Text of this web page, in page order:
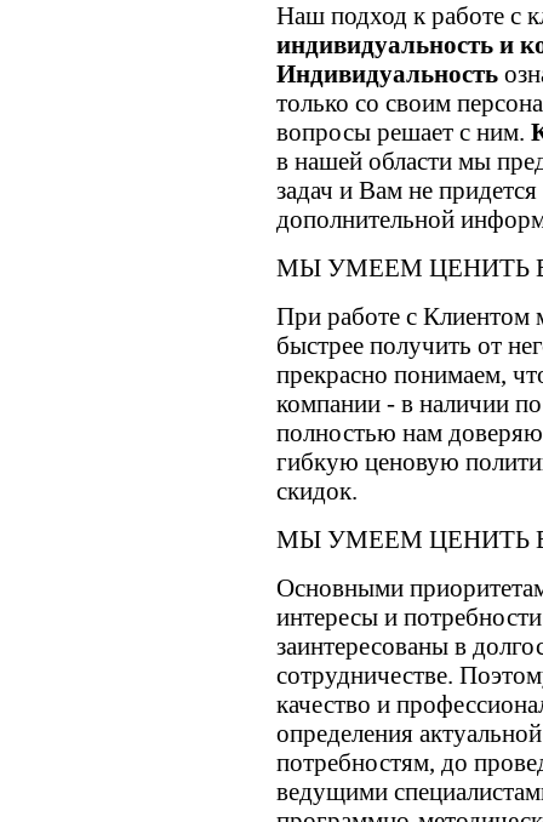
Наш подход к работе с
индивидуальность и
Индивидуальность
только со своим
вопросы решает с ним.
в нашей области мы
задач и Вам не
дополнительной
МЫ УМЕЕМ ЦЕНИТЬ
При работе с Клиентом
быстрее получить от
прекрасно понимаем,
компании - в наличии
полностью нам
гибкую ценовую
скидок.
МЫ УМЕЕМ ЦЕНИТЬ
Основными
интересы и
заинтересованы в
сотрудничестве.
качество и
определения
потребностям, до
ведущими